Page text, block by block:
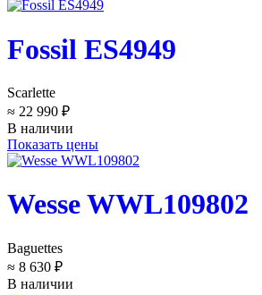
Fossil ES4949
Scarlette
≈ 22 990 ₽
В наличии
Показать цены
Wesse WWL109802
Baguettes
≈ 8 630 ₽
В наличии